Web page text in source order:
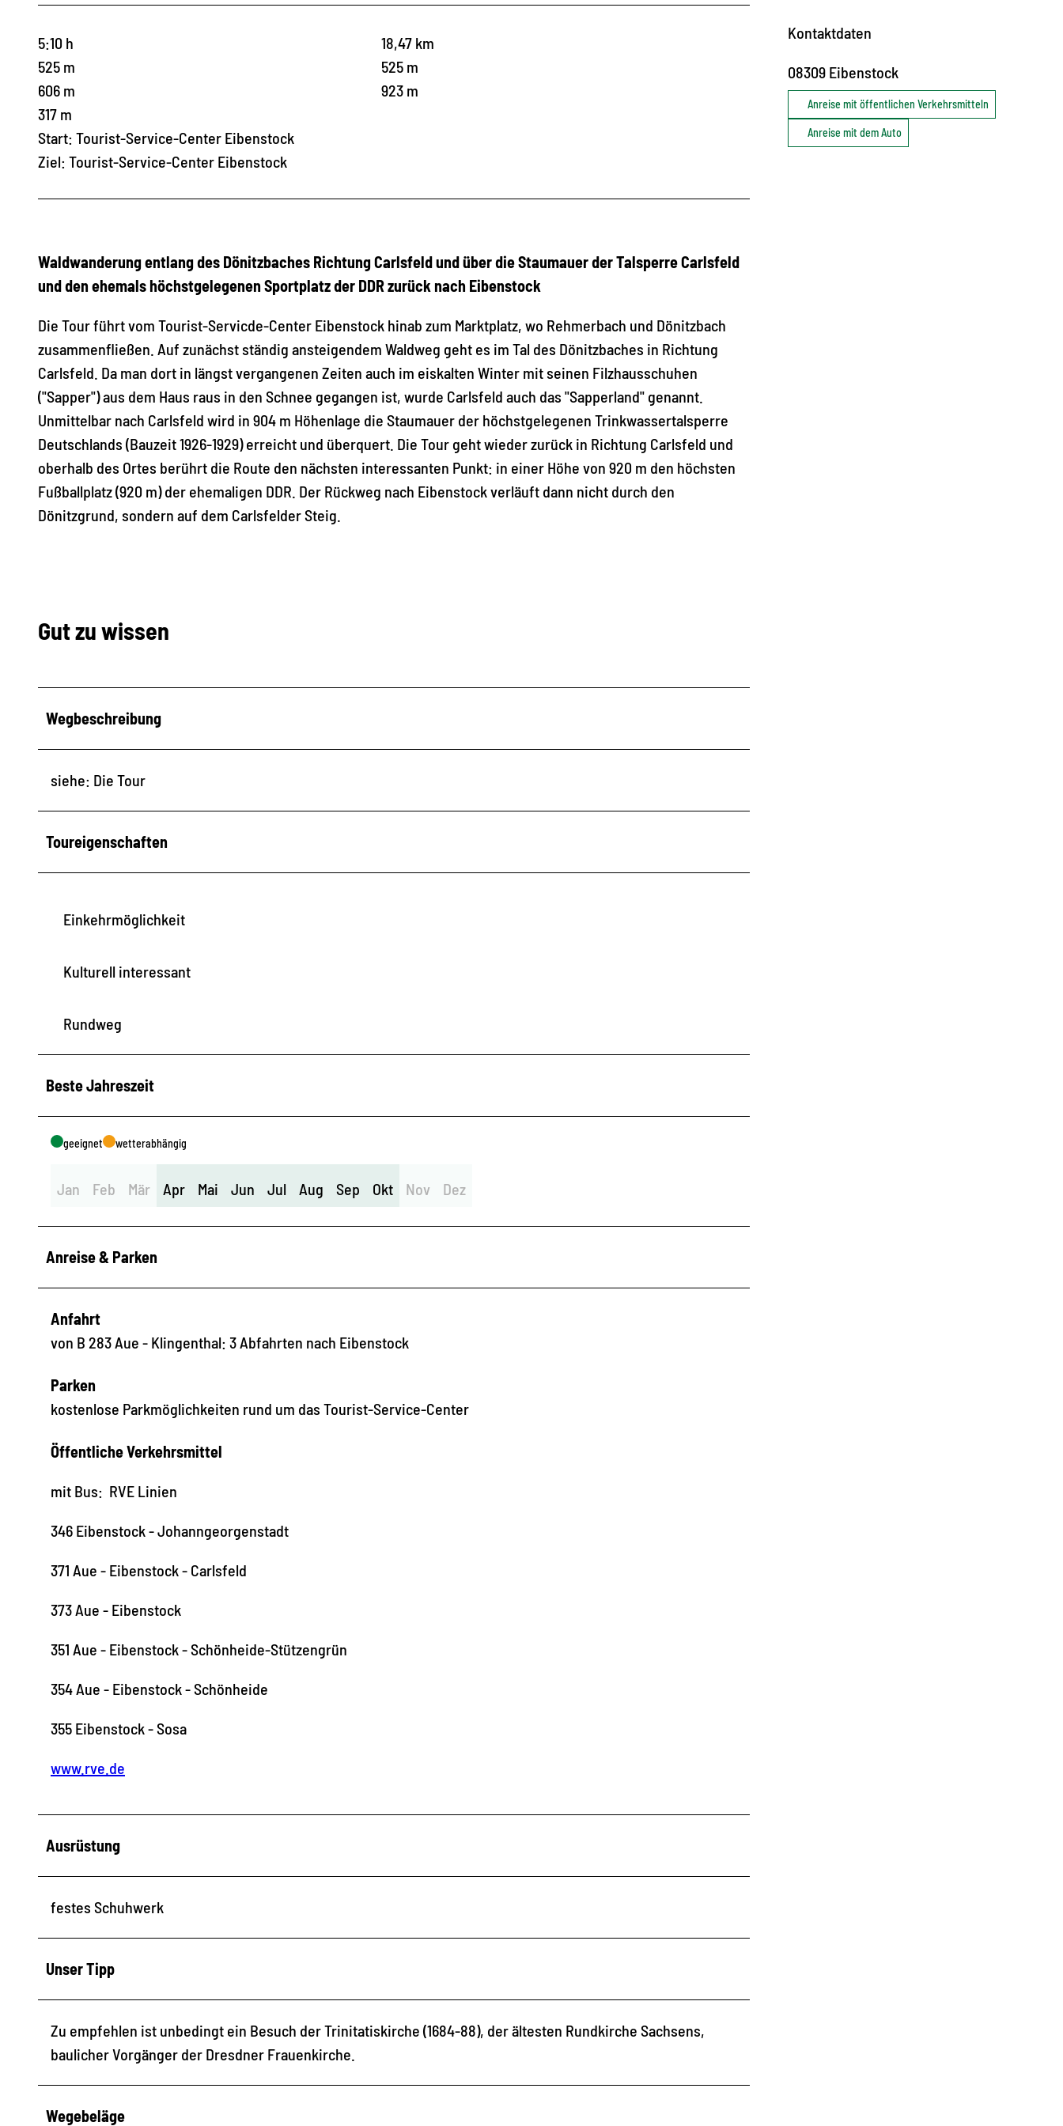
5:10 h
18,47 km
525 m
525 m
606 m
923 m
317 m
Start: Tourist-Service-Center Eibenstock
Ziel: Tourist-Service-Center Eibenstock
Waldwanderung entlang des Dönitzbaches Richtung Carlsfeld und über die Staumauer der Talsperre Carlsfeld
und den ehemals höchstgelegenen Sportplatz der DDR zurück nach Eibenstock
Die Tour führt vom Tourist-Servicde-Center Eibenstock hinab zum Marktplatz, wo Rehmerbach und Dönitzbach
zusammenfließen. Auf zunächst ständig ansteigendem Waldweg geht es im Tal des Dönitzbaches in Richtung
Carlsfeld. Da man dort in längst vergangenen Zeiten auch im eiskalten Winter mit seinen Filzhausschuhen
("Sapper") aus dem Haus raus in den Schnee gegangen ist, wurde Carlsfeld auch das "Sapperland" genannt.
Unmittelbar nach Carlsfeld wird in 904 m Höhenlage die Staumauer der höchstgelegenen Trinkwassertalsperre
Deutschlands (Bauzeit 1926-1929) erreicht und überquert. Die Tour geht wieder zurück in Richtung Carlsfeld und
oberhalb des Ortes berührt die Route den nächsten interessanten Punkt: in einer Höhe von 920 m den höchsten
Fußballplatz (920 m) der ehemaligen DDR. Der Rückweg nach Eibenstock verläuft dann nicht durch den
Dönitzgrund, sondern auf dem Carlsfelder Steig.
Gut zu wissen
Wegbeschreibung
siehe: Die Tour
Toureigenschaften
Einkehrmöglichkeit
Kulturell interessant
Rundweg
Beste Jahreszeit
geeignet wetterabhängig
Jan Feb Mär Apr Mai Jun Jul Aug Sep Okt Nov Dez
Anreise & Parken
Anfahrt
von B 283 Aue - Klingenthal: 3 Abfahrten nach Eibenstock
Parken
kostenlose Parkmöglichkeiten rund um das Tourist-Service-Center
Öffentliche Verkehrsmittel
mit Bus: RVE Linien
346 Eibenstock - Johanngeorgenstadt
371 Aue - Eibenstock - Carlsfeld
373 Aue - Eibenstock
351 Aue - Eibenstock - Schönheide-Stützengrün
354 Aue - Eibenstock - Schönheide
355 Eibenstock - Sosa
www.rve.de
Ausrüstung
festes Schuhwerk
Unser Tipp
Zu empfehlen ist unbedingt ein Besuch der Trinitatiskirche (1684-88), der ältesten Rundkirche Sachsens,
baulicher Vorgänger der Dresdner Frauenkirche.
Wegebeläge
Kontaktdaten
08309 Eibenstock
Anreise mit öffentlichen Verkehrsmitteln
Anreise mit dem Auto